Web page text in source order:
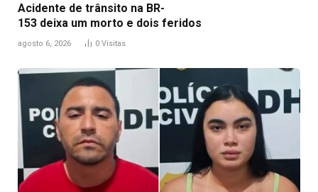
Acidente de trânsito na BR-
153 deixa um morto e dois feridos
agosto 6, 2026 0 Visitas